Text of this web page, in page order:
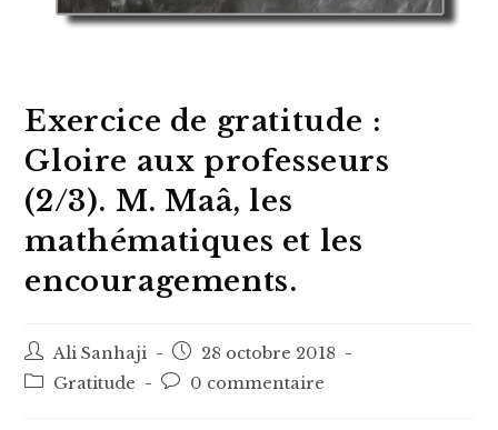
Exercice de gratitude :
Gloire aux professeurs
(2/3). M. Maâ, les
mathématiques et les
encouragements.
Auteur/autrice
de
Ali Sanhaji
Post
published:
28 octobre 2018
PostGratitude
Post0 commentaire